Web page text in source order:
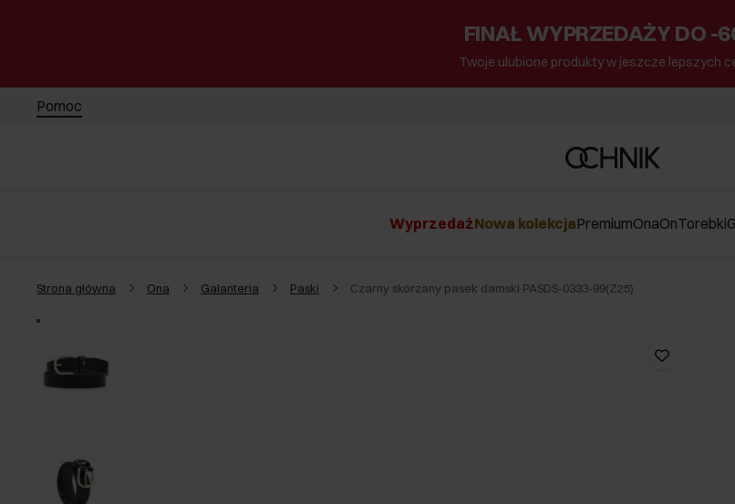
FINAŁ WYPRZEDAŻY DO -
Twoje ulubione produkty w jeszcze lepszych
Pomoc
WyprzedażNowa kolekcjaPremiumOnaOnTorebki
Strona główna Ona Galanteria Paski Czarny skórzany pasek damski PASDS-0333-99(Z25)